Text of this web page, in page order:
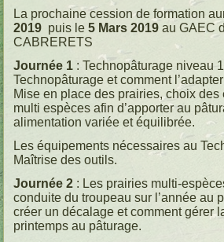
La prochaine cession de formation
2019 puis le 5 Mars 2019 au GAEC
CABRERETS
Journée 1 : Technopâturage niveau
Technopâturage et comment
Mise en place des prairies, choix
multi espèces afin d’apporter au
alimentation variée et équilibrée.
Les équipements nécessaires au
Maîtrise des outils.
Journée 2 : Les prairies multi-
conduite du troupeau sur l’année au
créer un décalage et comment gérer
printemps au pâturage.